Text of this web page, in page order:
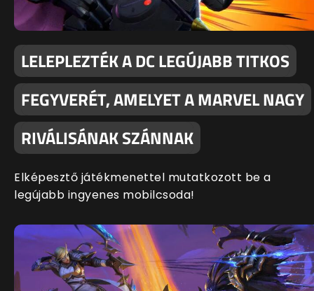
LELEPLEZTÉK A DC LEGÚJABB TITKOS
FEGYVERÉT, AMELYET A MARVEL NAGY
RIVÁLISÁNAK SZÁNNAK
Elképesztő játékmenettel mutatkozott be a
legújabb ingyenes mobilcsoda!